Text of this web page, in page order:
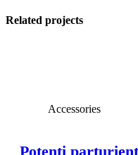
Related projects
Accessories
Potenti